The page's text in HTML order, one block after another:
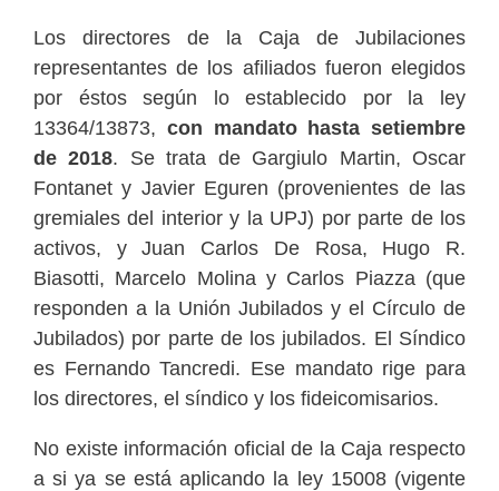
Los directores de la Caja de Jubilaciones
representantes de los afiliados fueron elegidos
por éstos según lo establecido por la ley
13364/13873, con mandato hasta setiembre
de 2018. Se trata de Gargiulo Martin, Oscar
Fontanet y Javier Eguren (provenientes de las
gremiales del interior y la UPJ) por parte de los
activos, y Juan Carlos De Rosa, Hugo R.
Biasotti, Marcelo Molina y Carlos Piazza (que
responden a la Unión Jubilados y el Círculo de
Jubilados) por parte de los jubilados. El Síndico
es Fernando Tancredi. Ese mandato rige para
los directores, el síndico y los fideicomisarios.
No existe información oficial de la Caja respecto
a si ya se está aplicando la ley 15008 (vigente